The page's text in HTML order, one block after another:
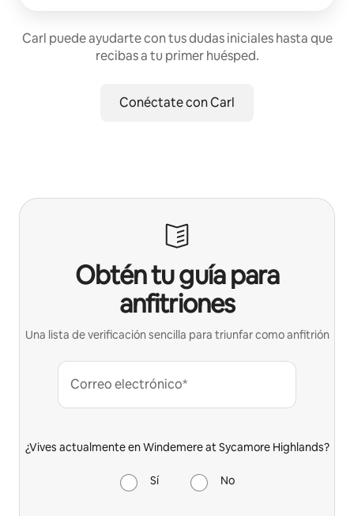
Carl puede ayudarte con tus dudas iniciales hasta que
recibas a tu primer huésped.
Conéctate con Carl
Obtén tu guía para
anfitriones
Una lista de verificación sencilla para triunfar como anfitrión
Correo electrónico*
¿Vives actualmente en Windemere at Sycamore Highlands?
Sí No